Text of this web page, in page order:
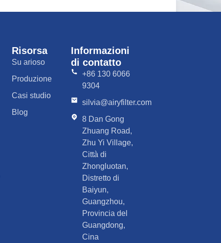
Risorsa
Su arioso
Produzione
Casi studio
Blog
Informazioni
di contatto
+86 130 6066
9304
silvia@airyfilter.com
8 Dan Gong
Zhuang Road,
Zhu Yi Village,
Città di
Zhongluotan,
Distretto di
Baiyun,
Guangzhou,
Provincia del
Guangdong,
Cina